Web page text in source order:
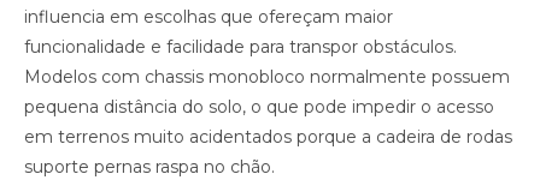
influencia em escolhas que ofereçam maior
funcionalidade e facilidade para transpor obstáculos.
Modelos com chassis monobloco normalmente possuem
pequena distância do solo, o que pode impedir o acesso
em terrenos muito acidentados porque a cadeira de rodas
suporte pernas raspa no chão.